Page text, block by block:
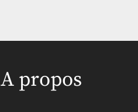
A propos